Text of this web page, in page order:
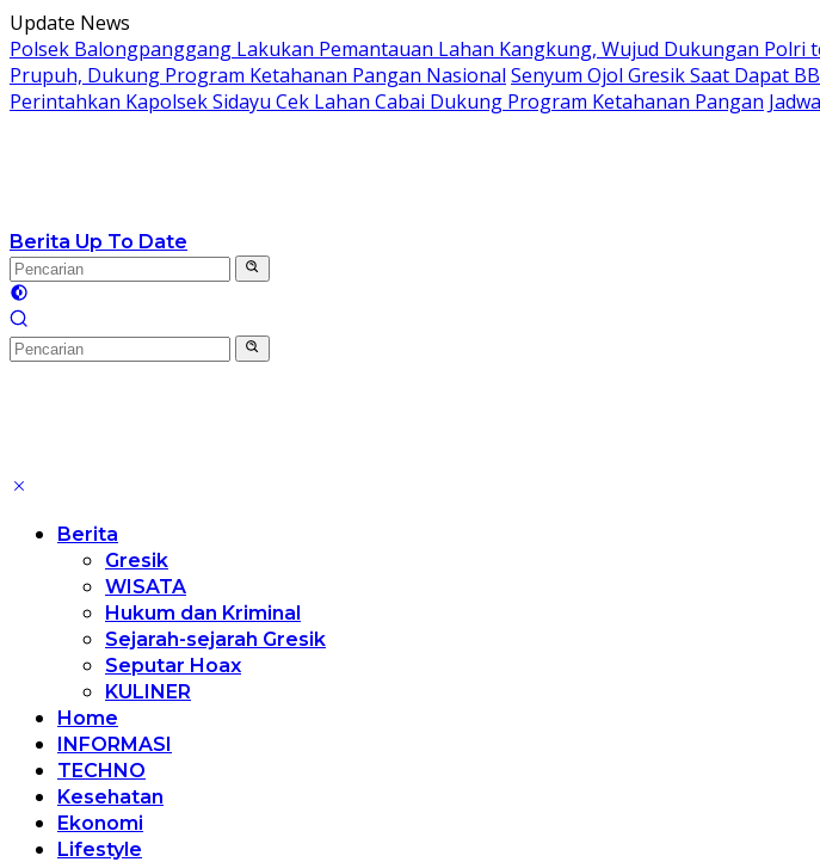
Langsung
ke
konten
Update News
Polsek Balongpanggang Lakukan Pemantauan Lahan Kangkung, Wujud Dukungan Polri
Prupuh, Dukung Program Ketahanan Pangan Nasional Senyum Ojol Gresik Saat Dapat
Perintahkan Kapolsek Sidayu Cek Lahan Cabai Dukung Program Ketahanan Pangan
Berita Up To Date
Berita
Gresik
WISATA
Hukum dan Kriminal
Sejarah-sejarah Gresik
Seputar Hoax
KULINER
Home
INFORMASI
TECHNO
Kesehatan
Ekonomi
Lifestyle